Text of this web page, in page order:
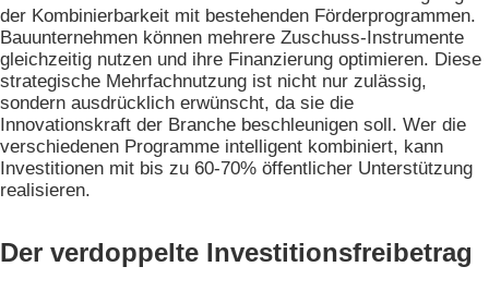
der Kombinierbarkeit mit bestehenden Förderprogrammen.
Bauunternehmen können mehrere Zuschuss-Instrumente
gleichzeitig nutzen und ihre Finanzierung optimieren. Diese
strategische Mehrfachnutzung ist nicht nur zulässig,
sondern ausdrücklich erwünscht, da sie die
Innovationskraft der Branche beschleunigen soll. Wer die
verschiedenen Programme intelligent kombiniert, kann
Investitionen mit bis zu 60-70% öffentlicher Unterstützung
realisieren.
Der verdoppelte Investitionsfreibetrag